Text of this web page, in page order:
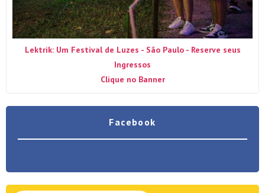
Lektrik: Um Festival de Luzes - São Paulo - Reserve seus
Ingressos
Clique no Banner
Facebook